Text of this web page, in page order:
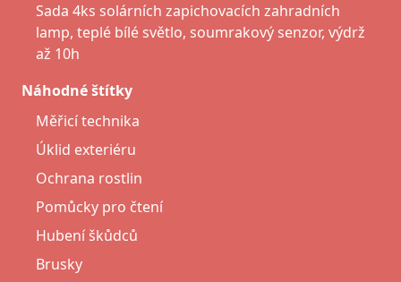
Sada 4ks solárních zapichovacích zahradních
lamp, teplé bílé světlo, soumrakový senzor, výdrž
až 10h
Náhodné štítky
Měřicí technika
Úklid exteriéru
Ochrana rostlin
Pomůcky pro čtení
Hubení škůdců
Brusky